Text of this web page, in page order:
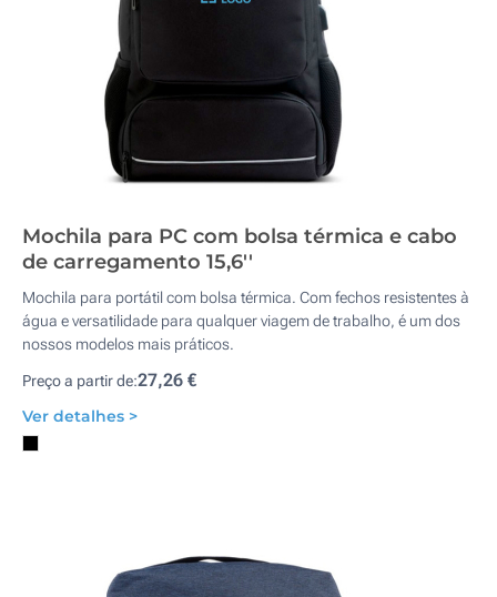
Mochila para PC com bolsa térmica e cabo
de carregamento 15,6''
Mochila para portátil com bolsa térmica. Com fechos resistentes à
água e versatilidade para qualquer viagem de trabalho, é um dos
nossos modelos mais práticos.
Preço a partir de:27,26 €
Ver detalhes >